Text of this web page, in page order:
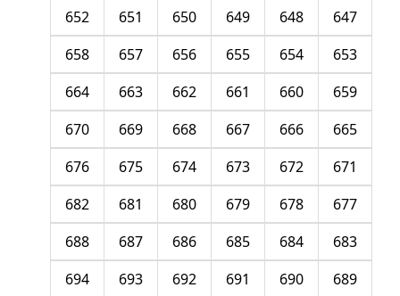
647
648
649
650
651
652
653
654
655
656
657
658
659
660
661
662
663
664
665
666
667
668
669
670
671
672
673
674
675
676
677
678
679
680
681
682
683
684
685
686
687
688
689
690
691
692
693
694